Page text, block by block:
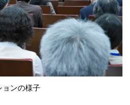
ョンの様子